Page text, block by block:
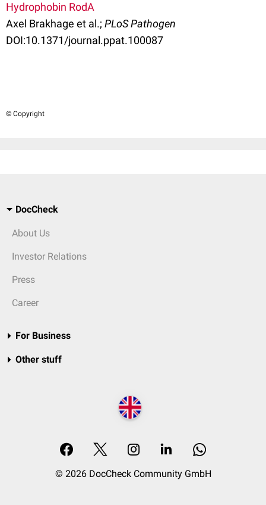
Hydrophobin RodA
Axel Brakhage et al.; PLoS Pathogen
DOI:10.1371/journal.ppat.100087
© Copyright
DocCheck
About Us
Investor Relations
Press
Career
For Business
Other stuff
© 2026 DocCheck Community GmbH